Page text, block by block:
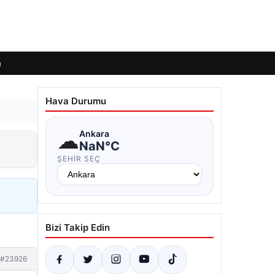
#23926
Hava Durumu
☁Ankara
NaN°C
ŞEHIR SEÇ
Bizi Takip Edin